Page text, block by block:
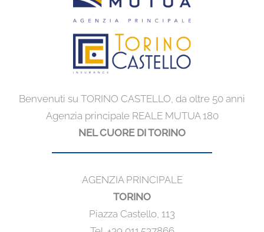
Benvenuti su TORINO CASTELLO, da oltre 50 anni
Agenzia principale REALE MUTUA 180
NEL CUORE DI TORINO
AGENZIA PRINCIPALE
TORINO
Piazza Castello, 113